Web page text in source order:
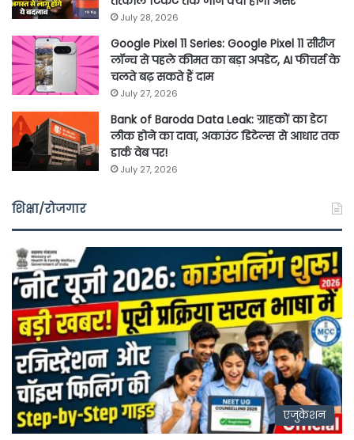
July 28, 2026
Google Pixel 11 Series: Google Pixel 11 सीरीज
लॉन्च से पहले कीमत का बड़ा अपडेट, AI फीचर्स के
चलते बढ़ सकते हैं दाम
July 27, 2026
Bank of Baroda Data Leak: ग्राहकों का डेटा
लीक होने का दावा, अकाउंट डिटेल्स से आधार तक
डार्क वेब पर!
July 27, 2026
शिक्षा/रोजगार
एजुकेशन